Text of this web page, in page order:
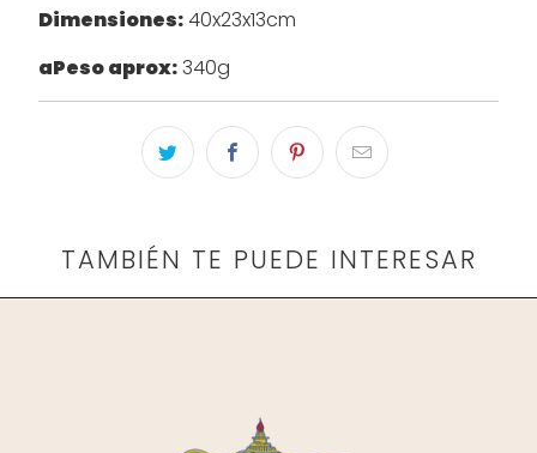
Dimensiones:40x23x13cm
aPeso aprox:340g
TAMBIÉN TE PUEDE INTERESAR